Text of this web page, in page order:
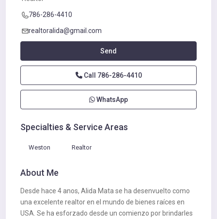
786-286-4410
realtoralida@gmail.com
Send
Call 786-286-4410
WhatsApp
Specialties & Service Areas
Weston Realtor
About Me
Desde hace 4 anos, Alida Mata se ha desenvuelto como
una excelente realtor en el mundo de bienes raíces en
USA. Se ha esforzado desde un comienzo por brindarles